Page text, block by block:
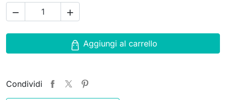
 
Aggiungi al carrello
Condividi